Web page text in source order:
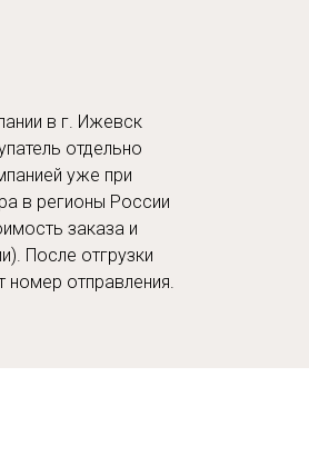
в г. Ижевск
отдельно
уже при
в регионы России
заказа и
После отгрузки
отправления.